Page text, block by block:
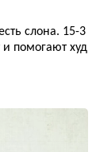
слона. 15-3
и помогают худ